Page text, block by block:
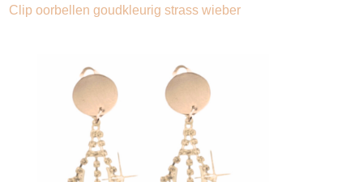
Clip oorbellen goudkleurig strass wieber